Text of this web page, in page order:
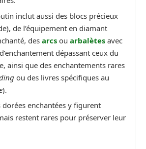
inclut aussi des blocs précieux
de l’équipement en diamant
des arcs ou arbalètes avec
dépassant ceux du
ainsi que des enchantements rares
ou des livres spécifiques au
).
dorées enchantées y figurent
restent rares pour préserver leur